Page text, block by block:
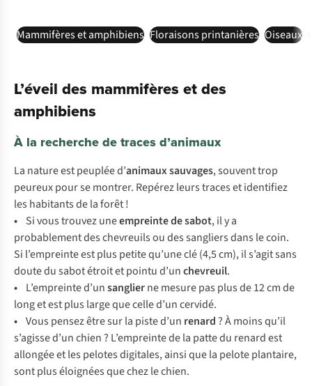
Mammifères et amphibiens Floraisons printanières Oiseaux
L’éveil des mammifères et des
amphibiens
À la recherche de traces d’animaux
La nature est peuplée d’animaux sauvages, souvent trop
peureux pour se montrer. Repérez leurs traces et identifiez
les habitants de la forêt !
• Sivoustrouvezuneempreintedesabot, il y a
probablementdeschevreuilsoudessangliersdans lecoin.
Si l’empreinteestplus petitequ’uneclé(4,5cm),ils’agitsans
doutedusabotétroitetpointud’unchevreuil.
• L’empreinted’unsangliernemesurepas plusde 12 cm de
longetestplus largequecelled’uncervidé.
• Vous pensezêtresurla pisted’un renard? Àmoinsqu’il
s’agissed’unchien? L’empreintede la pattedu renardest
allongéeetles pelotesdigitales,ainsiquela peloteplantaire,
sontpluséloignéesquechezlechien.